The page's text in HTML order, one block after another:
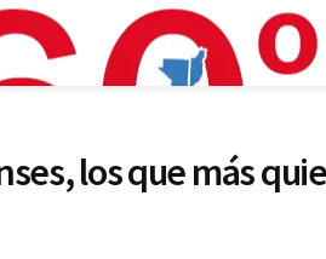
los que más